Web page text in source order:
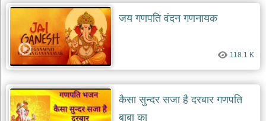
जय गणपति वंदन गणनायक
118.1 K
कैसा सुन्दर सजा है दरबार गणपति
बाबा का